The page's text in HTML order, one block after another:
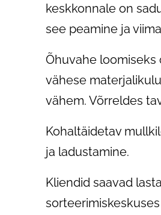
keskkonnale on
see peamine ja
Õhuvahe loomiseks
vähese
vähem. Võrreldes
Kohaltäidetav
ja ladustamine.
Kliendid saavad